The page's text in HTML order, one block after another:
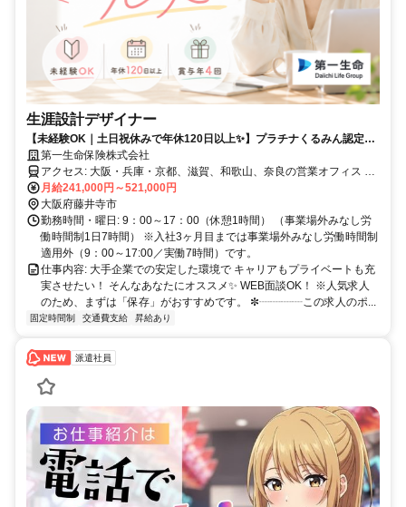
生涯設計デザイナー
【未経験OK｜土日祝休みで年休120日以上✨】プラチナくるみん認定取
得✨女性が多数活躍中✨
第一生命保険株式会社
アクセス: 大阪・兵庫・京都、滋賀、和歌山、奈良の営業オフィス ※
希望以外での転勤なし <試用期間の勤務地> 入社後6ヶ月は、配属支
社に近いキャリアカレッジで研修を実施します。通勤が難しい場合、
リモート受講も相談可能です。7ヶ月以降は大阪・兵庫・京都、滋
賀、和歌山、奈良に所在する営業オフィスの勤務となります。
✼┈┈┈┈┈┈┈┈┈┈┈┈┈┈┈┈┈┈┈✼
月給241,000円～521,000円
大阪府藤井寺市
勤務時間・曜日: 9：00～17：00（休憩1時間） （事業場外みなし労
働時間制1日7時間） ※入社3ヶ月目までは事業場外みなし労働時間制
適用外（9：00～17:00／実働7時間）です。
仕事内容: 大手企業での安定した環境で キャリアもプライベートも充
実させたい！ そんなあなたにオススメ✨ WEB面談OK！ ※人気求人
のため、まずは「保存」がおすすめです。 ✼┈┈┈┈この求人のポ...
固定時間制 交通費支給 昇給あり
派遣社員